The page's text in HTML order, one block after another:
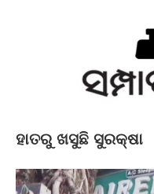
ହାତରୁ ଖସୁଛି ସୁରକ୍ଷା